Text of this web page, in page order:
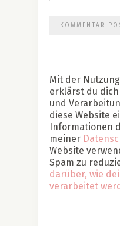
Mit der
erklärst du
und
diese Website
Informationen
meiner
Website
Spam zu
darüber, wie
verarbeitet